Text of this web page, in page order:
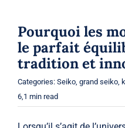
Pourquoi les
le parfait
tradition et
Categories: Seiko, grand seiko,
6,1 min read